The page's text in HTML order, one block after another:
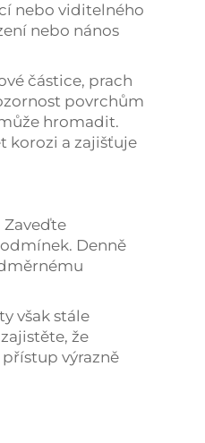
nebo viditelného
nebo nános
částice, prach
povrchům
hromadit.
korozi a zajišťuje
Zaveďte
Denně
však stále
že
výrazně